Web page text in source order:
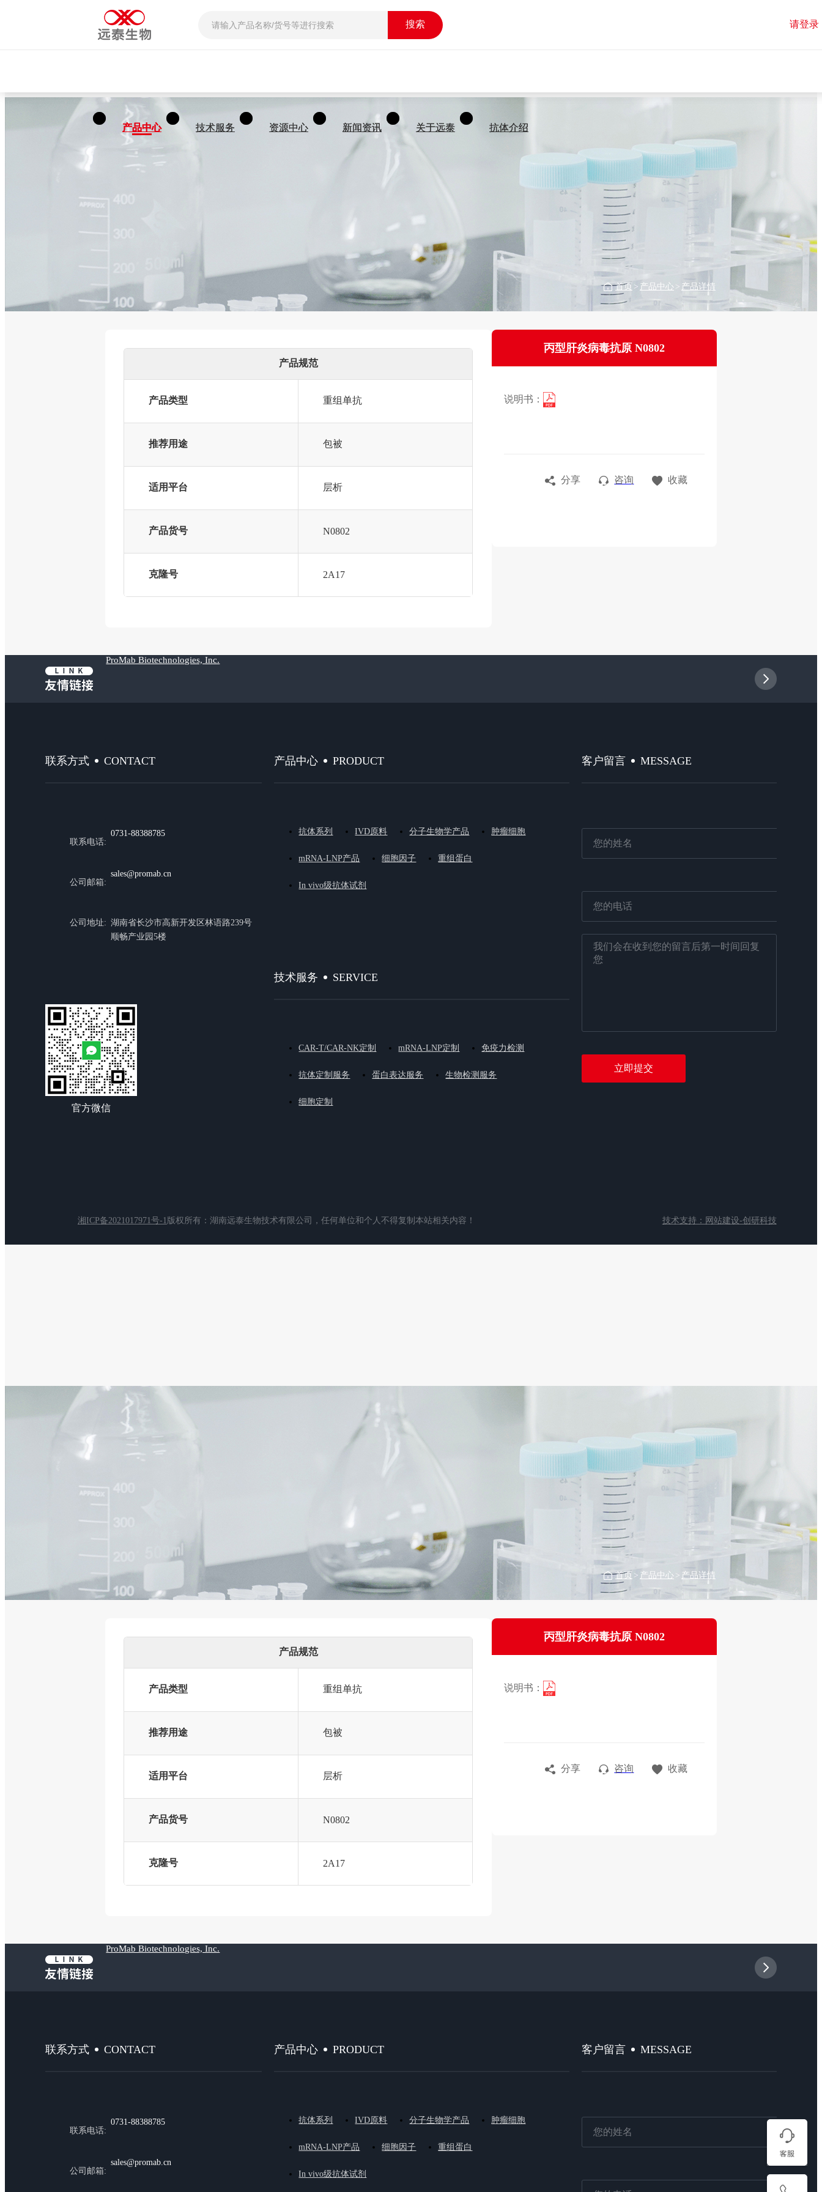
搜索 请登录
产品中心 技术服务 资源中心 新闻资讯 关于远泰 抗体介绍
首页 > 产品中心 > 产品详情
产品规范
产品类型 重组单抗
推荐用途 包被
适用平台 层析
产品货号 N0802
克隆号 2A17
丙型肝炎病毒抗原 N0802
说明书：
分享 咨询 收藏
ProMab Biotechnologies, Inc.
联系方式 CONTACT
联系电话:
0731-88388785
公司邮箱:
sales@promab.cn
公司地址: 湖南省长沙市高新开发区林语路239号
顺畅产业园5楼
官方微信
产品中心 PRODUCT
抗体系列 IVD原料 分子生物学产品 肿瘤细胞
mRNA-LNP产品 细胞因子 重组蛋白
In vivo级抗体试剂
技术服务 SERVICE
CAR-T/CAR-NK定制 mRNA-LNP定制 免疫力检测
抗体定制服务 蛋白表达服务 生物检测服务
细胞定制
客户留言 MESSAGE
湘ICP备2021017971号-1版权所有：湖南远泰生物技术有限公司，任何单位和个人不得复制本站相关内容！ 技术支持：网站建设-创研科技
搜索 请登录
产品中心 技术服务 资源中心 新闻资讯 关于远泰 抗体介绍
首页 > 产品中心 > 产品详情
产品规范
产品类型 重组单抗
推荐用途 包被
适用平台 层析
产品货号 N0802
克隆号 2A17
丙型肝炎病毒抗原 N0802
说明书：
分享 咨询 收藏
ProMab Biotechnologies, Inc.
联系方式 CONTACT
联系电话:
0731-88388785
公司邮箱:
sales@promab.cn
产品中心 PRODUCT
抗体系列 IVD原料 分子生物学产品 肿瘤细胞
mRNA-LNP产品 细胞因子 重组蛋白
In vivo级抗体试剂
客户留言 MESSAGE